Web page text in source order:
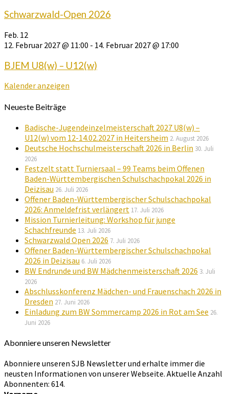
Schwarzwald-Open 2026
Feb. 12
12. Februar 2027 @ 11:00 - 14. Februar 2027 @ 17:00
BJEM U8(w) – U12(w)
Kalender anzeigen
Neueste Beiträge
Badische-Jugendeinzelmeisterschaft 2027 U8(w) –
U12(w) vom 12-14.02.2027 in Heitersheim 2. August 2026
Deutsche Hochschulmeisterschaft 2026 in Berlin 30. Juli
2026
Festzelt statt Turniersaal – 99 Teams beim Offenen
Baden-Württembergischen Schulschachpokal 2026 in
Deizisau 26. Juli 2026
Offener Baden-Württembergischer Schulschachpokal
2026: Anmeldefrist verlängert 17. Juli 2026
Mission Turnierleitung: Workshop für junge
Schachfreunde 13. Juli 2026
Schwarzwald Open 2026 7. Juli 2026
Offener Baden-Württembergischer Schulschachpokal
2026 in Deizisau 6. Juli 2026
BW Endrunde und BW Mädchenmeisterschaft 2026 3. Juli
2026
Abschlusskonferenz Mädchen- und Frauenschach 2026 in
Dresden 27. Juni 2026
Einladung zum BW Sommercamp 2026 in Rot am See 26.
Juni 2026
Abonniere unseren Newsletter
Abonniere unseren SJB Newsletter und erhalte immer die
neusten Informationen von unserer Webseite. Aktuelle Anzahl
Abonnenten: 614.